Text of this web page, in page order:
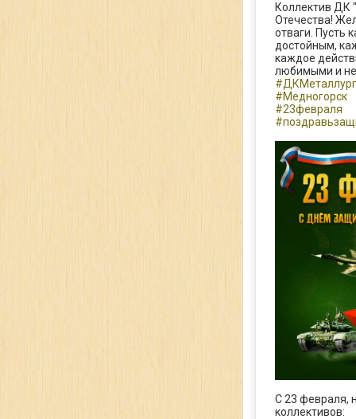
Коллектив ДК
Отечества!
отваги. Пусть
достойным,
каждое
любимыми и
#ДКМеталлург
#Медногорск
#23февраля
С 23 февраля,
коллективов: